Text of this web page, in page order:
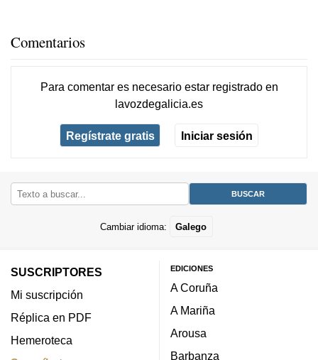
Comentarios
Para comentar es necesario estar registradoen
lavozdegalicia.es
Regístrate gratis Iniciar sesión
Cambiar idioma: Galego
SUSCRIPTORES
Mi suscripción
Réplica en PDF
Hemeroteca
EDICIONES
A Coruña
A Mariña
Arousa
Barbanza